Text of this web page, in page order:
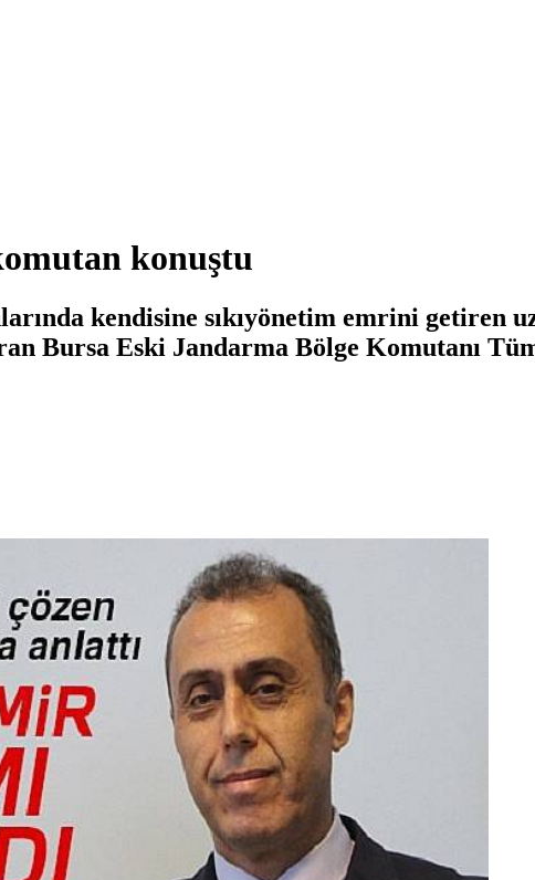
konuştu
kendisine sıkıyönetim emrini getiren
Bursa Eski Jandarma Bölge Komutanı